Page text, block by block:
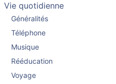
Vie quotidienne
Généralités
Téléphone
Musique
Rééducation
Voyage